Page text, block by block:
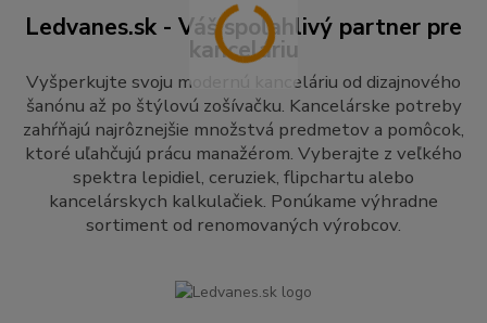
Ledvanes.sk - Váš spoľahlivý partner pre
kanceláriu
Vyšperkujte svoju modernú kanceláriu od dizajnového
šanónu až po štýlovú zošívačku. Kancelárske potreby
zahŕňajú najrôznejšie množstvá predmetov a pomôcok,
ktoré uľahčujú prácu manažérom. Vyberajte z veľkého
spektra lepidiel, ceruziek, flipchartu alebo
kancelárskych kalkulačiek. Ponúkame výhradne
sortiment od renomovaných výrobcov.